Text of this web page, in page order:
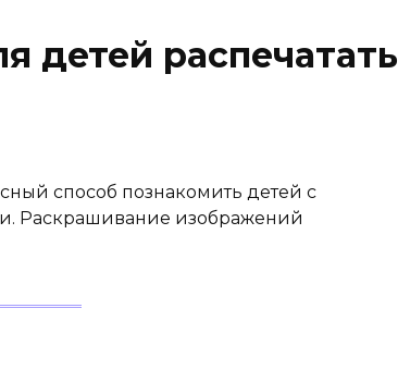
детей распечатать
способ познакомить детей с
Раскрашивание изображений